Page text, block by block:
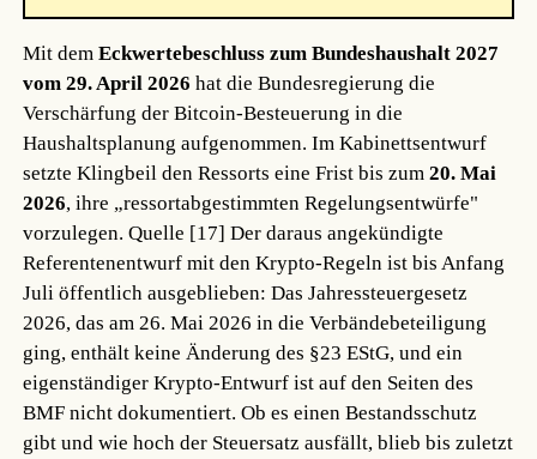
Mit demEckwertebeschluss zum Bundeshaushalt 2027
vom 29. April 2026 hat die Bundesregierung die
Verschärfung der Bitcoin-Besteuerung in die
Haushaltsplanung aufgenommen. Im Kabinettsentwurf
setzte Klingbeil den Ressorts eine Frist bis zum20. Mai
2026, ihre „ressortabgestimmten Regelungsentwürfe"
vorzulegen.Quelle [17] Der daraus angekündigte
Referentenentwurf mit den Krypto-Regeln ist bis Anfang
Juli öffentlich ausgeblieben: Das Jahressteuergesetz
2026, das am 26. Mai 2026 in die Verbändebeteiligung
ging, enthält keine Änderung des §23 EStG, und ein
eigenständiger Krypto-Entwurf ist auf den Seiten des
BMF nicht dokumentiert. Ob es einen Bestandsschutz
gibt und wie hoch der Steuersatz ausfällt, blieb bis zuletzt